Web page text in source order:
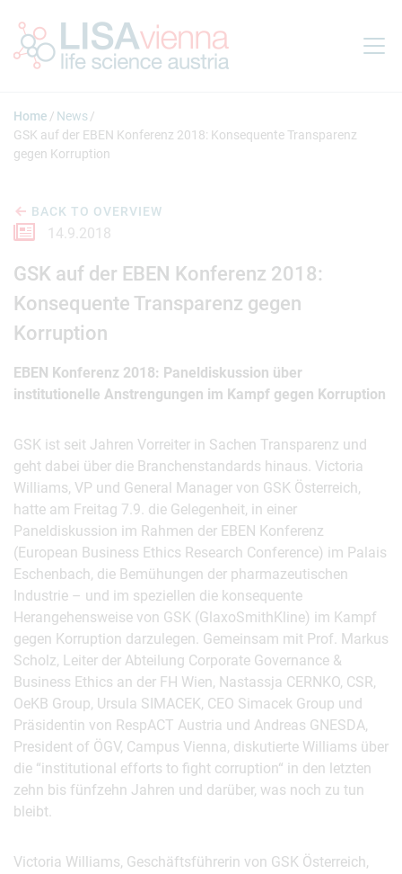
Home
News
GSK auf der EBEN Konferenz 2018: Konsequente Transparenz
gegen Korruption
BACK TO OVERVIEW
14.9.2018
GSK auf der EBEN Konferenz 2018:
Konsequente Transparenz gegen
Korruption
EBEN Konferenz 2018: Paneldiskussion über
institutionelle Anstrengungen im Kampf gegen Korruption
GSK ist seit Jahren Vorreiter in Sachen Transparenz und
geht dabei über die Branchenstandards hinaus. Victoria
Williams, VP und General Manager von GSK Österreich,
hatte am Freitag 7.9. die Gelegenheit, in einer
Paneldiskussion im Rahmen der EBEN Konferenz
(European Business Ethics Research Conference) im Palais
Eschenbach, die Bemühungen der pharmazeutischen
Industrie – und im speziellen die konsequente
Herangehensweise von GSK (GlaxoSmithKline) im Kampf
gegen Korruption darzulegen. Gemeinsam mit Prof. Markus
Scholz, Leiter der Abteilung Corporate Governance &
Business Ethics an der FH Wien, Nastassja CERNKO, CSR,
OeKB Group, Ursula SIMACEK, CEO Simacek Group und
Präsidentin von RespACT Austria und Andreas GNESDA,
President of ÖGV, Campus Vienna, diskutierte Williams über
die “institutional efforts to fight corruption“ in den letzten
zehn bis fünfzehn Jahren und darüber, was noch zu tun
bleibt.
Victoria Williams, Geschäftsführerin von GSK Österreich,